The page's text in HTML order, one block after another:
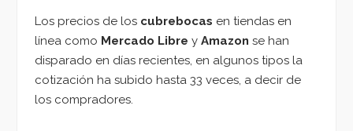
Los precios de los cubrebocas en tiendas en
línea como Mercado Libre y Amazon se han
disparado en días recientes, en algunos tipos la
cotización ha subido hasta 33 veces, a decir de
los compradores.